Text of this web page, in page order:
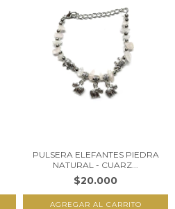
PULSERA ELEFANTES PIEDRA
NATURAL - CUARZ...
$20.000